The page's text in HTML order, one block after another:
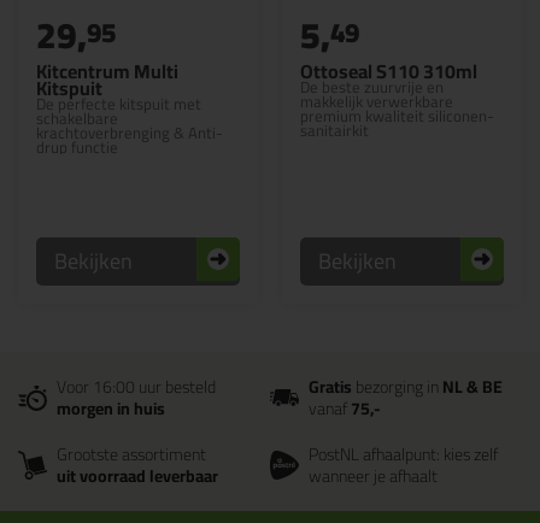
Kitcentrum Multi
Kitspuit
De perfecte kitspuit met
schakelbare
krachtoverbrenging & Anti-
drup functie
29,95
Bekijken
Ottoseal S110 310ml
De beste zuurvrije en
makkelijk verwerkbare
premium kwaliteit siliconen-
sanitairkit
5,49
Bekijken
Voor 16:00 uur besteld
morgen in huis
Gratisbezorging inNL & BE
vanaf75,-
Grootste assortiment
uit voorraad leverbaar
PostNL afhaalpunt: kies zelf
wanneer je afhaalt